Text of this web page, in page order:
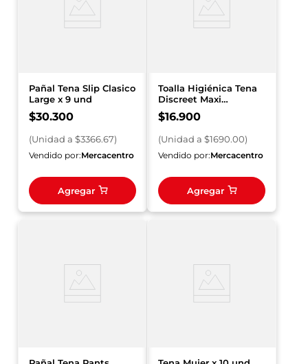
Pañal Tena Slip Clasico
Large x 9 und
$30.300
(Unidad a $3366.67)
Vendido por:Mercacentro
Agregar
Toalla Higiénica Tena
Discreet Maxi
Nocturna x 10 und
$16.900
(Unidad a $1690.00)
Vendido por:Mercacentro
Agregar